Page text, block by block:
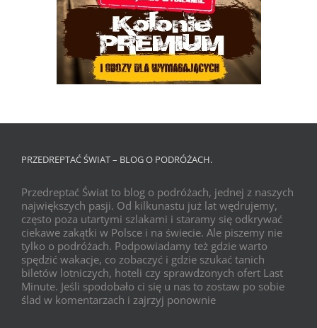
PRZEDREPTAĆ ŚWIAT – BLOG O PODRÓŻACH.
Przedreptać Świat to blog o podróżach, jednej z naszych
największych pasji. Od kilkunastu już lat wędrujemy,
często poza utartymi szlakami i staramy się odkrywać
ciekawe zakątki w Polsce i na świecie. Ale piszemy nie
tylko o podróżach. Podpowiadamy też gdzie warto
spędzić wakacje, co zobaczyć i gdzie szukać tanich
biletów lotniczych, hoteli czy sprawdzonych ofert Last
Minute. Jeśli spodobało ci się u nas to zostaw po sobie
ślad w komentarzach i zajrzyj ponownie